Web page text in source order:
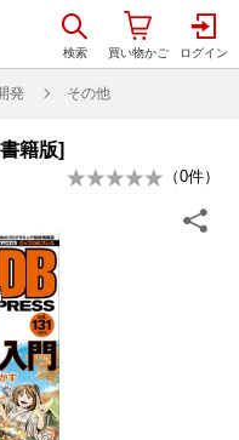
発 その他
籍版]
（0件）